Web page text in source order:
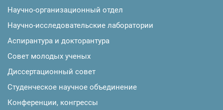
Научно-организационный отдел
Научно-исследовательские лаборатории
Аспирантура и докторантура
Совет молодых ученых
Диссертационный совет
Студенческое научное объединение
Конференции, конгрессы